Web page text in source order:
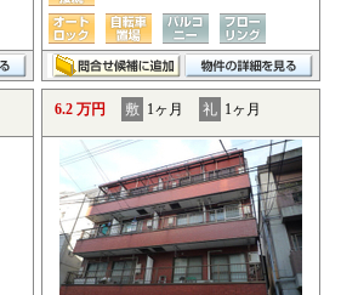
6.2 万円 敷 1ヶ月 礼 1ヶ月